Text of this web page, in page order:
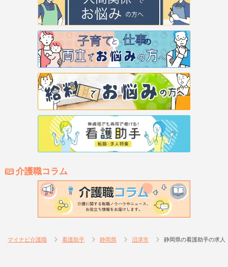
介護職コラム
マイナビ介護職 看護助手 静岡県 沼津市 静岡県の看護助手の求人